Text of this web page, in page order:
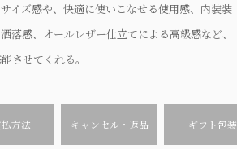
イズ感や、快適に使いこなせる使用感、内装装
落感、オールレザー仕立てによる高級感など、
させてくれる。
方法 キャンセル・返品 ギフト包装